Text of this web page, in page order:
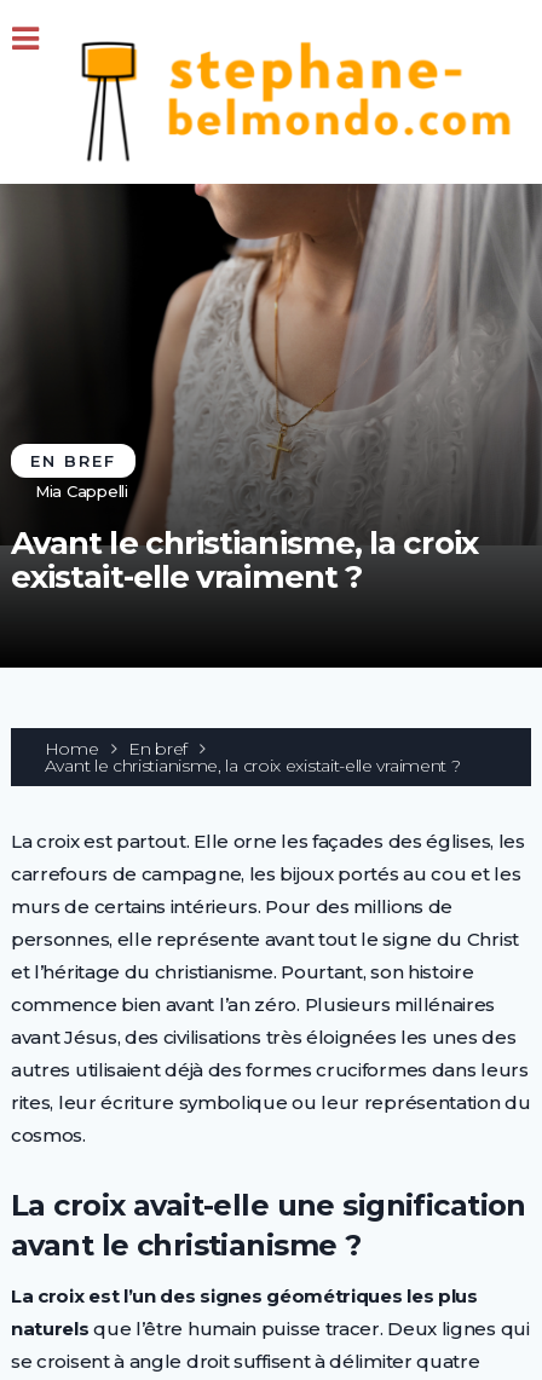
EN BREF
Mia Cappelli
Avant le christianisme, la croix
existait-elle vraiment ?
Home En bref
Avant le christianisme, la croix existait-elle vraiment ?
La croix est partout. Elle orne les façades des églises, les
carrefours de campagne, les bijoux portés au cou et les
murs de certains intérieurs. Pour des millions de
personnes, elle représente avant tout le signe du Christ
et l’héritage du christianisme. Pourtant, son histoire
commence bien avant l’an zéro. Plusieurs millénaires
avant Jésus, des civilisations très éloignées les unes des
autres utilisaient déjà des formes cruciformes dans leurs
rites, leur écriture symbolique ou leur représentation du
cosmos.
La croix avait-elle une signification
avant le christianisme ?
La croix est l’un des signes géométriques les plus
naturels que l’être humain puisse tracer. Deux lignes qui
se croisent à angle droit suffisent à délimiter quatre